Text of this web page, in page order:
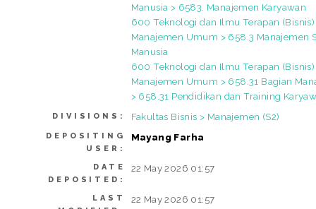
Manusia > 6583. Manajemen Karyawan
600 Teknologi dan Ilmu Terapan
Manajemen Umum > 658.3 Manajemen
Manusia
600 Teknologi dan Ilmu Terapan
Manajemen Umum > 658.31 Bagian
> 658.31 Pendidikan dan Training
DIVISIONS: Fakultas Bisnis > Manajemen (S2)
DEPOSITING
USER:
Mayang Farha
DATE
DEPOSITED:
22 May 2026 01:57
LAST
22 May 2026 01:57